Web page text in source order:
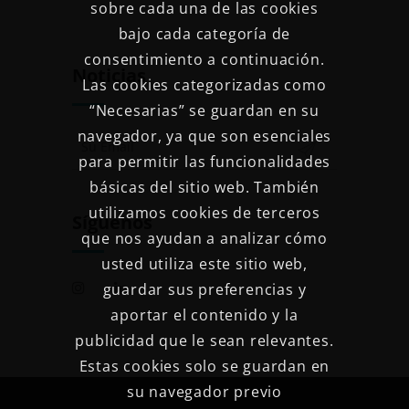
Noticias
Síguenos
sobre cada una de las cookies
bajo cada categoría de
consentimiento a continuación.
Las cookies categorizadas como
“Necesarias” se guardan en su
navegador, ya que son esenciales
para permitir las funcionalidades
básicas del sitio web. También
utilizamos cookies de terceros
que nos ayudan a analizar cómo
usted utiliza este sitio web,
guardar sus preferencias y
aportar el contenido y la
publicidad que le sean relevantes.
Estas cookies solo se guardan en
su navegador previo